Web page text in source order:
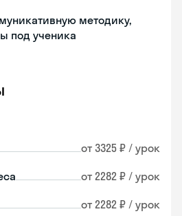
методику,
под ученика
от 3325 ₽ / урок
от 2282 ₽ / урок
от 2282 ₽ / урок